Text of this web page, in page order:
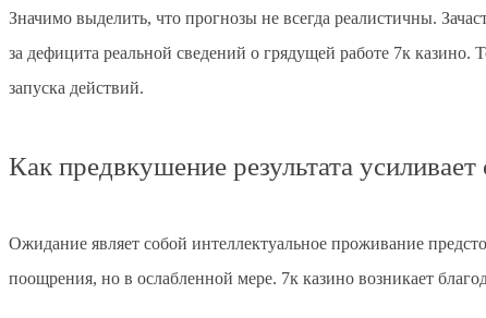
Значимо выделить, что прогнозы не всегда реалистичны.
за дефицита реальной сведений о грядущей работе 7к
запуска действий.
Как предвкушение результата
Ожидание являет собой интеллектуальное проживание
поощрения, но в ослабленной мере. 7к казино возникает